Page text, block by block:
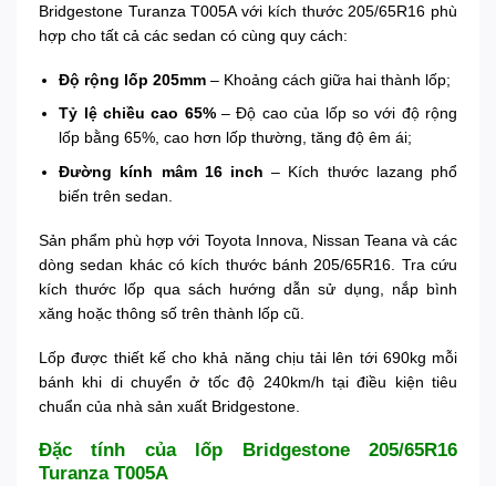
Bridgestone Turanza T005A với kích thước 205/65R16 phù
hợp cho tất cả các sedan có cùng quy cách:
Độ rộng lốp 205mm – Khoảng cách giữa hai thành lốp;
Tỷ lệ chiều cao 65%– Độ cao của lốp so với độ rộng
lốp bằng 65%, cao hơn lốp thường, tăng độ êm ái;
Đường kính mâm 16 inch – Kích thước lazang phổ
biến trên sedan.
Sản phẩm phù hợp với Toyota Innova, Nissan Teana và các
dòng sedan khác có kích thước bánh 205/65R16. Tra cứu
kích thước lốp qua sách hướng dẫn sử dụng, nắp bình
xăng hoặc thông số trên thành lốp cũ.
Lốp được thiết kế cho khả năng chịu tải lên tới 690kg mỗi
bánh khi di chuyển ở tốc độ 240km/h tại điều kiện tiêu
chuẩn của nhà sản xuất Bridgestone.
Đặc tính của lốp Bridgestone 205/65R16
Turanza T005A